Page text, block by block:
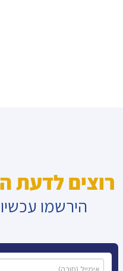
רוצים לדעת
הירשמו